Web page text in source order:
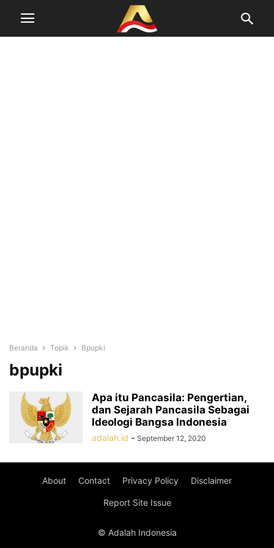
Beranda Topik Bpupki
bpupki
Apa itu Pancasila: Pengertian,
dan Sejarah Pancasila Sebagai
Ideologi Bangsa Indonesia
adalah.id - September 12, 2020
About Contact Privacy Policy Disclaimer
Report Site Issue
© Adalah Indonesia